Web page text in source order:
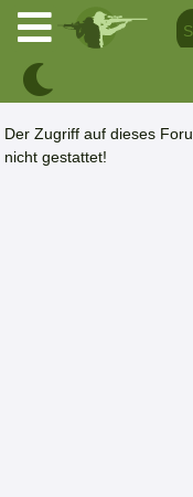
Der Zugriff auf dieses
nicht gestattet!